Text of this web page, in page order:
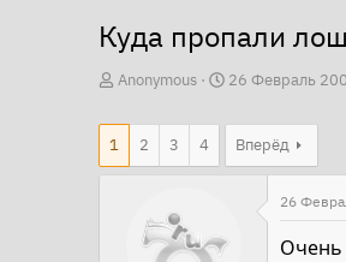
Куда пропали
А
о
Anonymous
Д
а
26 Февраль
1 2 3 4 Вперёд
26
Очень